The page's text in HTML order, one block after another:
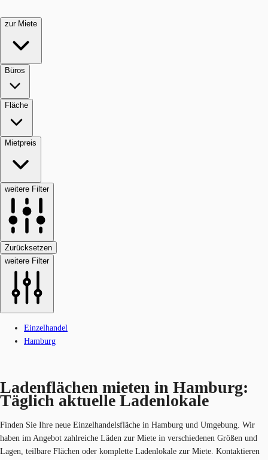
zur Miete
Büros
Fläche
Mietpreis
weitere Filter
Zurücksetzen
weitere Filter
Einzelhandel
Hamburg
Ladenflächen mieten in Hamburg:
Täglich aktuelle Ladenlokale
Finden Sie Ihre neue Einzelhandelsfläche in Hamburg und Umgebung. Wir
haben im Angebot zahlreiche Läden zur Miete in verschiedenen Größen und
Lagen, teilbare Flächen oder komplette Ladenlokale zur Miete. Kontaktieren